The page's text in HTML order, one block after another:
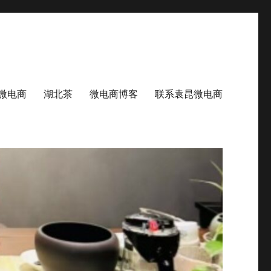
电商 湖北茶 微电商博客 联系袁昆微电商